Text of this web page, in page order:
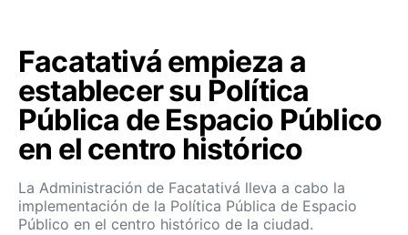
Facatativá empieza a
establecer su Política
Pública de Espacio Público
en el centro histórico
La Administración de Facatativá lleva a cabo la
implementación de la Política Pública de Espacio
Público en el centro histórico de la ciudad.